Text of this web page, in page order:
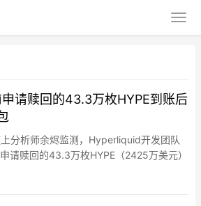
请赎回的43.3万枚HYPE到账后
分析师余烬监测，Hyperliquid开发团队
请赎回的43.3万枚HYPE（2425万美元）
晨被分发至9个钱包。按此前解质押转出
过做市商Flowdesk流入中心化交易所。